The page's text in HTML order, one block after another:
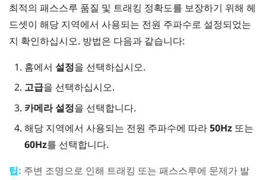
최적의 패스스루 품질 및 트래킹 정확도를 보장하기 위해 헤
드셋이 해당 지역에서 사용되는 전원 주파수로 설정되었는
지 확인하십시오. 방법은 다음과 같습니다:
홈에서 설정을 선택하십시오.
고급을 선택하십시오.
카메라 설정을 선택합니다.
해당 지역에서 사용되는 전원 주파수에 따라50Hz또는
60Hz를 선택합니다.
팁: 주변 조명으로 인해 트래킹 또는 패스스루에 문제가 발